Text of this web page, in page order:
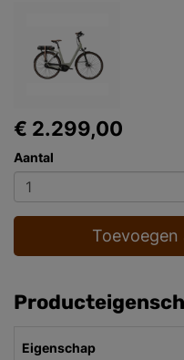
€ 2.299,00
Aantal
Toevoegen
Eigenschap